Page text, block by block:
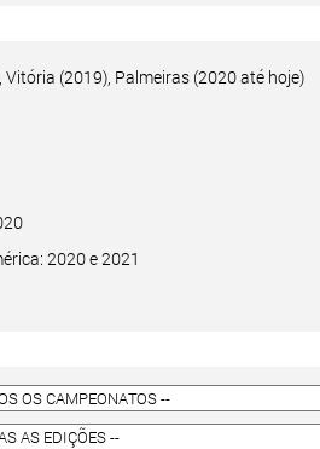
Vitória (2019), Palmeiras (2020 até hoje)
2020 e 2021